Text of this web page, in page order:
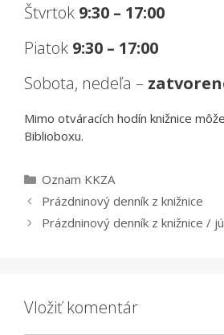
Štvrtok 9:30 – 17:00
Piatok 9:30 – 17:00
Sobota, nedeľa –
Mimo otváracích hodín knižnice
Biblioboxu.
Kategórie
Oznam KKZA
Prázdninový denník z knižnice
Prázdninový denník z knižnice /
Vložiť komentár